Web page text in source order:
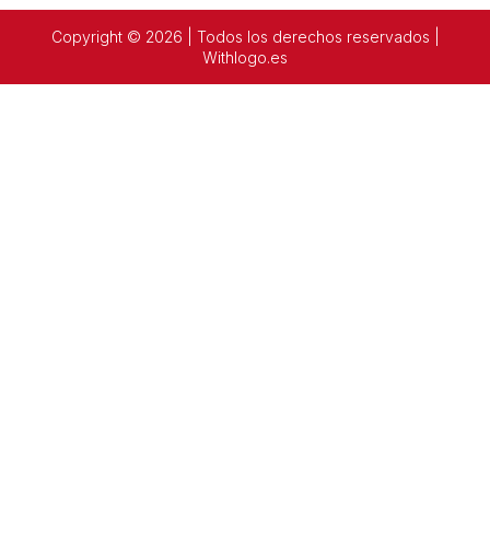
Copyright © 2026 | Todos los derechos reservados |
Withlogo.es